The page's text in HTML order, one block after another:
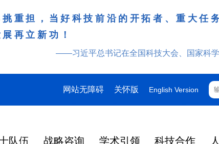
重担，当好科技前沿的开拓者、重大任
再立新功！
——习近平总书记在全国科技大会、国家科
网站无障碍 关怀版 English Version
队伍 战略咨询 学术引领 科技合作